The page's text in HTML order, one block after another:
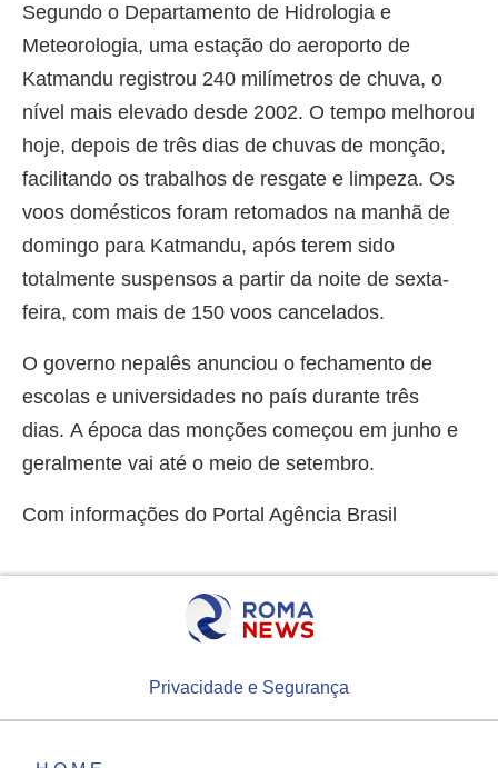
Segundo o Departamento de Hidrologia e
Meteorologia, uma estação do aeroporto de
Katmandu registrou 240 milímetros de chuva, o
nível mais elevado desde 2002. O tempo melhorou
hoje, depois de três dias de chuvas de monção,
facilitando os trabalhos de resgate e limpeza. Os
voos domésticos foram retomados na manhã de
domingo para Katmandu, após terem sido
totalmente suspensos a partir da noite de sexta-
feira, com mais de 150 voos cancelados.
O governo nepalês anunciou o fechamento de
escolas e universidades no país durante três
dias. A época das monções começou em junho e
geralmente vai até o meio de setembro.
Com informações do Portal Agência Brasil
Privacidade e Segurança